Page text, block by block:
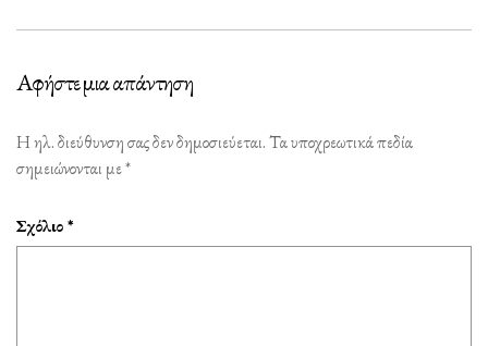
Αφήστε μια απάντηση
Η ηλ. διεύθυνση σας δεν δημοσιεύεται.Τα υποχρεωτικά πεδία
σημειώνονται με*
Σχόλιο*